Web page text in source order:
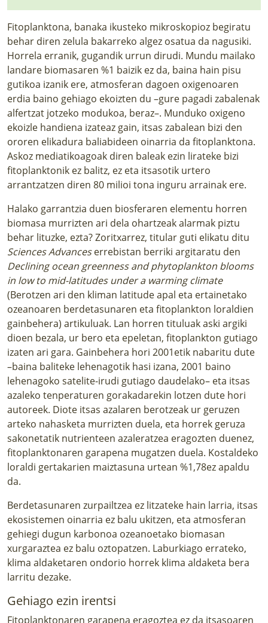
Fitoplanktona, banaka ikusteko mikroskopioz begiratu
behar diren zelula bakarreko algez osatua da nagusiki.
Horrela erranik, gugandik urrun dirudi. Mundu mailako
landare biomasaren %1 baizik ez da, baina hain pisu
gutikoa izanik ere, atmosferan dagoen oxigenoaren
erdia baino gehiago ekoizten du –gure pagadi zabalenak
alfertzat jotzeko modukoa, beraz–. Munduko oxigeno
ekoizle handiena izateaz gain, itsas zabalean bizi den
ororen elikadura baliabideen oinarria da fitoplanktona.
Askoz mediatikoagoak diren baleak ezin lirateke bizi
fitoplanktonik ez balitz, ez eta itsasotik urtero
arrantzatzen diren 80 milioi tona inguru arrainak ere.
Halako garrantzia duen biosferaren elementu horren
biomasa murrizten ari dela ohartzeak alarmak piztu
behar lituzke, ezta? Zoritxarrez, titular guti elikatu ditu
Sciences Advanceserrebistan berriki argitaratu den
Declining ocean greenness and phytoplankton blooms
in low to mid-latitudes under a warming climate
(Berotzen ari den kliman latitude apal eta ertainetako
ozeanoaren berdetasunaren eta fitoplankton loraldien
gainbehera) artikuluak. Lan horren tituluak aski argiki
dioen bezala, ur bero eta epeletan, fitoplankton gutiago
izaten ari gara. Gainbehera hori 2001etik nabaritu dute
–baina baliteke lehenagotik hasi izana, 2001 baino
lehenagoko satelite-irudi gutiago daudelako– eta itsas
azaleko tenperaturen gorakadarekin lotzen dute hori
autoreek. Diote itsas azalaren berotzeak ur geruzen
arteko nahasketa murrizten duela, eta horrek geruza
sakonetatik nutrienteen azaleratzea eragozten duenez,
fitoplanktonaren garapena mugatzen duela. Kostaldeko
loraldi gertakarien maiztasuna urtean %1,78ez apaldu
da.
Berdetasunaren zurpailtzea ez litzateke hain larria, itsas
ekosistemen oinarria ez balu ukitzen, eta atmosferan
gehiegi dugun karbonoa ozeanoetako biomasan
xurgaraztea ez balu oztopatzen. Laburkiago errateko,
klima aldaketaren ondorio horrek klima aldaketa bera
larritu dezake.
Gehiago ezin irentsi
Fitoplanktonaren garapena eragoztea ez da itsasoaren